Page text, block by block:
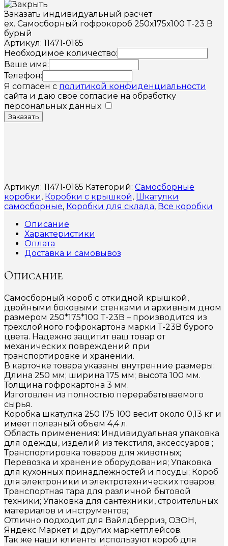
Заказать индивидуальный расчет
ex. Самосборный гофрокороб 250х175х100 Т-23 В
бурый
Артикул: 11471-0165
Необходимое количество:
Ваше имя:
Телефон:
Я согласен с политикой конфиденциальности
сайта и даю свое согласие на обработку
персональных данных
Заказать
Артикул: 11471-0165 Категорий: Самосборные
коробки, Коробки с крышкой, Шкатулки
самосборные, Коробки для склада, Все коробки
Описание
Характеристики
Оплата
Доставка и самовывоз
Описание
Самосборный короб с откидной крышкой,
двойными боковыми стенками и архивным дном
размером 250*175*100 Т-23В – производится из
трехслойного гофрокартона марки Т-23В бурого
цвета. Надежно защитит ваш товар от
механических повреждений при
транспортировке и хранении.
В карточке товара указаны внутренние размеры:
Длина 250 мм; ширина 175 мм; высота 100 мм.
Толщина гофрокартона 3 мм.
Изготовлен из полностью перерабатываемого
сырья.
Коробка шкатулка 250 175 100 весит около 0,13 кг и
имеет полезный объем 4,4 л.
Область применения: Индивидуальная упаковка
для одежды, изделий из текстиля, аксессуаров ;
Транспортировка товаров для животных;
Перевозка и хранение оборудования; Упаковка
для кухонных принадлежностей и посуды; Короб
для электроники и электротехнических товаров;
Транспортная тара для различной бытовой
техники; Упаковка для сантехники, строительных
материалов и инструментов;
Отлично подходит для Вайлдберриз, ОЗОН,
Яндекс Маркет и других маркетплейсов.
Так же наши клиенты используют короб для